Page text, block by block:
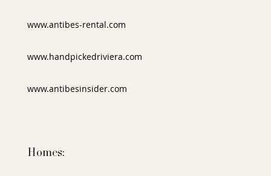
www.antibes-rental.com
www.handpickedriviera.com
www.antibesinsider.com
Homes: